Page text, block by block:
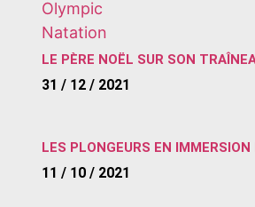
LE PÈRE NOËL SUR SON
31 / 12 / 2021
LES PLONGEURS EN IMMERSION
11 / 10 / 2021